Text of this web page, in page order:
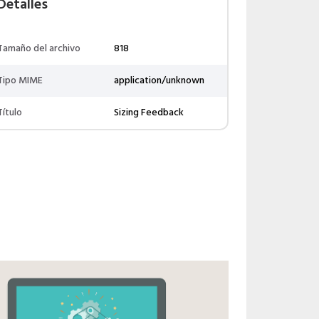
del archivo
818
MIME
application/unknown
Sizing Feedback